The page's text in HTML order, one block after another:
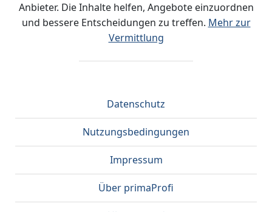
Anbieter. Die Inhalte helfen, Angebote einzuordnen
und bessere Entscheidungen zu treffen. Mehr zur
Vermittlung
Datenschutz
Nutzungsbedingungen
Impressum
Über primaProfi